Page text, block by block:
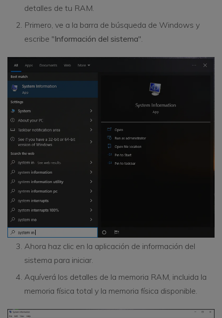
detalles de tu RAM.
Primero, ve a la barra de búsqueda de Windows y
escribe "Información del sistema".
Ahora haz clic en la aplicación de información del
sistema para iniciar.
Aquíverá los detalles de la memoria RAM, incluida la
memoria física total y la memoria física disponible.